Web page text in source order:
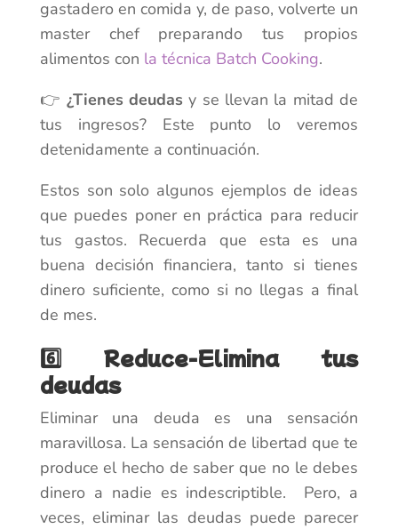
gastadero en comida y, de paso, volverte un
master chef preparando tus propios
alimentos con la técnica Batch Cooking.
👉 ¿Tienes deudas y se llevan la mitad de
tus ingresos? Este punto lo veremos
detenidamente a continuación.
Estos son solo algunos ejemplos de ideas
que puedes poner en práctica para reducir
tus gastos. Recuerda que esta es una
buena decisión financiera, tanto si tienes
dinero suficiente, como si no llegas a final
de mes.
6️⃣ Reduce-Elimina tus
deudas
Eliminar una deuda es una sensación
maravillosa. La sensación de libertad que te
produce el hecho de saber que no le debes
dinero a nadie es indescriptible. Pero, a
veces, eliminar las deudas puede parecer